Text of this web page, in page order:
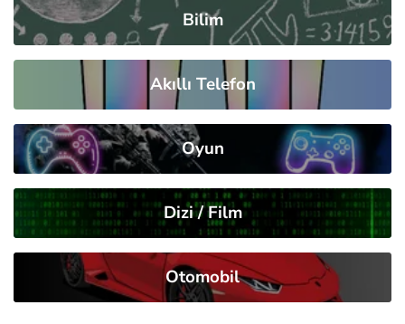
Bilim
Akıllı Telefon
Oyun
Dizi / Film
Otomobil